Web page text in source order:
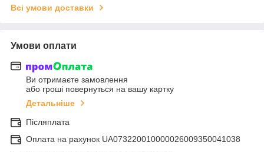
Всі умови доставки
Умови оплати
Ви отримаєте замовлення
або гроші повернуться на вашу картку
Детальніше
Післяплата
Оплата на рахунок UA073220010000026009350041038